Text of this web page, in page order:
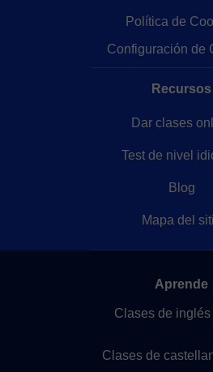
Política de
Configuración de
Recursos
Dar clases
Test de nivel
Blog
Mapa del
Aprende
Clases de
Clases de